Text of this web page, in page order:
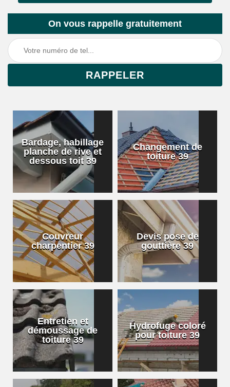
On vous rappelle gratuitement
Bardage, habillage
planche de rive et
dessous toit 39
Changement de
toiture 39
Couvreur
charpentier 39
Devis pose de
gouttière 39
Entretien et
démoussage de
toiture 39
Hydrofuge coloré
pour toiture 39